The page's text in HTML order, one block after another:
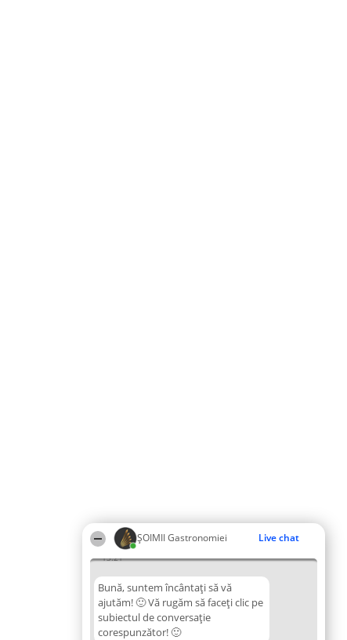
ȘOIMII Gastronomiei Live chat
13:21
Bună, suntem încântați să vă
ajutăm! 🙂 Vă rugăm să faceți clic pe
subiectul de conversație
corespunzător! 🙂